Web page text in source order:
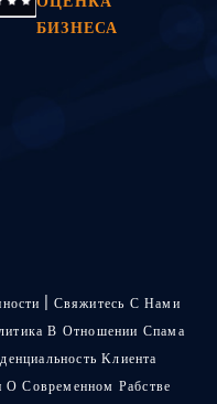
БИЗНЕСА
Свяжитесь С Нами
В Отношении Спама
Kлиента
О Современном Рабстве